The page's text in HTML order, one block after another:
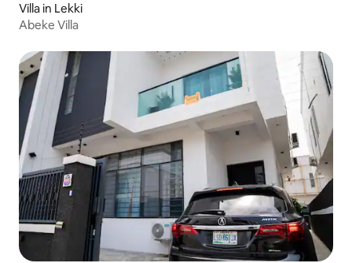
Villa in Lekki
Abeke Villa